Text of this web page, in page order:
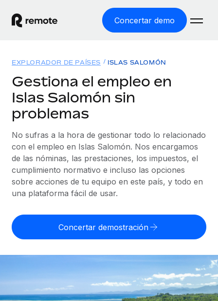
Concertar demo
EMPLEO GLOBAL
Nómina global
legalidad.
Employer of Record
Expándete en todo el mundo sin gastar en entidades.
Contractor of Record
cumpliendo la normativa.
Contractor Management
Externaliza tareas laborales complejas.
Soluciones
Explorador de países
Consulta el soporte del empleo global según el país.
Explorador estatal de EE. UU.
Simplifica la contratación en todos los estados de EE.
UU.
Comparador de Remote
Compáranos con otras empresas.
ETAPAS DE CRECIMIENTO
Soluciones ágiles de RR. HH. globales y nóminas para
empresas en crecimiento.
Recursos
HERRAMIENTAS Y CALCULADORAS
Calculadora del riesgo de clasificación errónea
Consulta el riesgo de clasificación errónea por país.
Calculadora del coste por empleado
cualquier país.
APRENDIZAJE CON REMOTE
Precios
Español
English
Nederlands Iniciar sesión
EXPLORADOR DE PAÍSES ISLAS SALOMÓN
Gestiona el empleo en
Islas Salomón sin
problemas
No sufras a la hora de gestionar todo lo relacionado
con el empleo en Islas Salomón. Nos encargamos
de las nóminas, las prestaciones, los impuestos, el
cumplimiento normativo e incluso las opciones
sobre acciones de tu equipo en este país, y todo en
una plataforma fácil de usar.
Concertar demostración